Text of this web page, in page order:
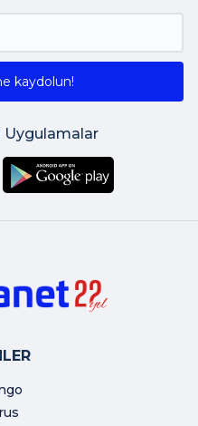
kaydolun!
Uygulamalar